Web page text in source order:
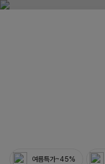
여름특가~45%